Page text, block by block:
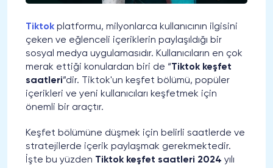
Tiktok platformu, milyonlarca kullanıcının ilgisini
çeken ve eğlenceli içeriklerin paylaşıldığı bir
sosyal medya uygulamasıdır. Kullanıcıların en çok
merak ettiği konulardan biri de “Tiktok keşfet
saatleri”dir. Tiktok'un keşfet bölümü, popüler
içerikleri ve yeni kullanıcıları keşfetmek için
önemli bir araçtır.
Keşfet bölümüne düşmek için belirli saatlerde ve
stratejilerde içerik paylaşmak gerekmektedir.
İşte bu yüzden Tiktok keşfet saatleri 2024 yılı